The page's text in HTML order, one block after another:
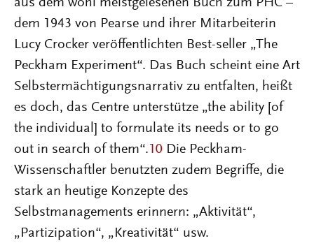
aus dem wohl meistgelesenen Buch zum PHC –
dem 1943 von Pearse und ihrer Mitarbeiterin
Lucy Crocker veröffentlichten Best-seller „The
Peckham Experiment“. Das Buch scheint eine Art
Selbstermächtigungsnarrativ zu entfalten, heißt
es doch, das Centre unterstütze „the ability [of
the individual] to formulate its needs or to go
out in search of them“. 10 Die Peckham-
Wissenschaftler benutzten zudem Begriffe, die
stark an heutige Konzepte des
Selbstmanagements erinnern: „Aktivität“,
„Partizipation“, „Kreativität“ usw.